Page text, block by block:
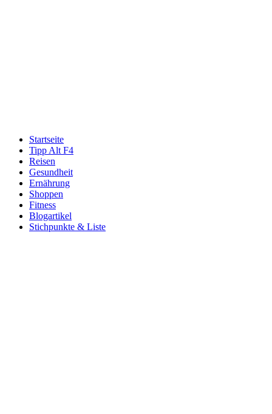
Startseite
Tipp Alt F4
Reisen
Gesundheit
Ernährung
Shoppen
Fitness
Blogartikel
Stichpunkte & Liste